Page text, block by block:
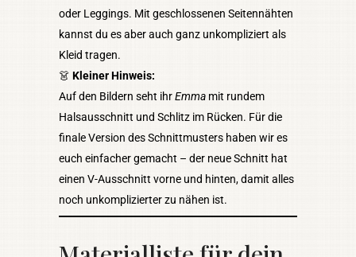
oder Leggings. Mit geschlossenen Seitennähten
kannst du es aber auch ganz unkompliziert als
Kleid tragen.
👗 Kleiner Hinweis:
Auf den Bildern seht ihrEmma mit rundem
Halsausschnitt und Schlitz im Rücken. Für die
finale Version des Schnittmusters haben wir es
euch einfacher gemacht – der neue Schnitt hat
einen V-Ausschnitt vorne und hinten, damit alles
noch unkomplizierter zu nähen ist.